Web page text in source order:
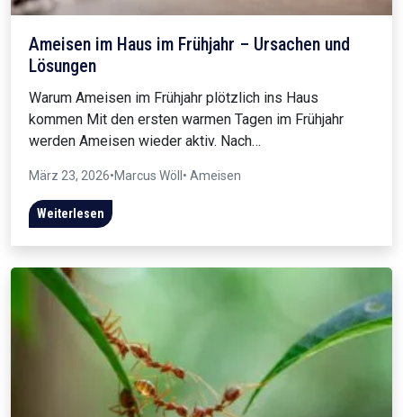
Ameisen im Haus im Frühjahr – Ursachen und
Lösungen
Warum Ameisen im Frühjahr plötzlich ins Haus
kommen Mit den ersten warmen Tagen im Frühjahr
werden Ameisen wieder aktiv. Nach…
März 23, 2026•Marcus Wöll • Ameisen
Weiterlesen